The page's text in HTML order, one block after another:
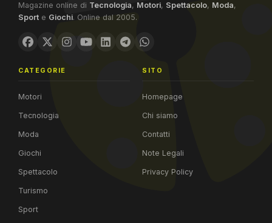
Magazine online di Tecnologia, Motori, Spettacolo, Moda,
Sport e Giochi. Online dal 2005.
CATEGORIE
Motori
Tecnologia
Moda
Giochi
Spettacolo
Turismo
Sport
SITO
Homepage
Chi siamo
Contatti
Note Legali
Privacy Policy